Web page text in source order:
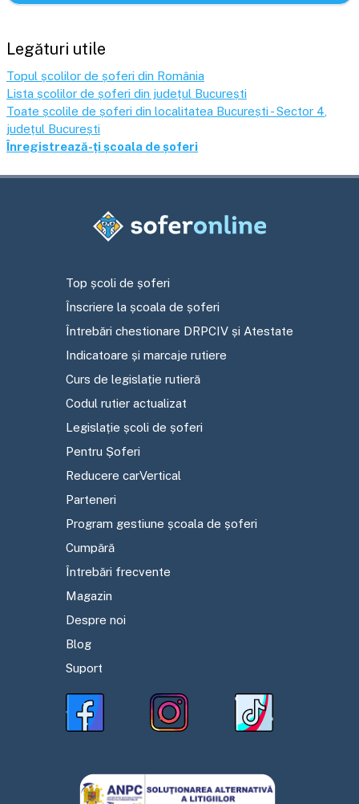
Legături utile
Topul școlilor de șoferi din România
Lista școlilor de șoferi din județul București
Toate școlile de șoferi din localitatea București - Sector 4
județul București
Înregistrează-ți școala de șoferi
Top școli de șoferi
Înscriere la școala de șoferi
Întrebări chestionare DRPCIV și Atestate
Indicatoare și marcaje rutiere
Curs de legislație rutieră
Codul rutier actualizat
Legislație școli de șoferi
Pentru Șoferi
Reducere carVertical
Parteneri
Program gestiune școala de șoferi
Cumpără
Întrebări frecvente
Magazin
Despre noi
Blog
Suport